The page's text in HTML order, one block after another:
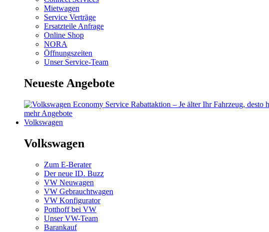
Mietwagen
Service Verträge
Ersatzteile Anfrage
Online Shop
NORA
Öffnungszeiten
Unser Service-Team
Neueste Angebote
mehr Angebote
Volkswagen
Volkswagen
Zum E-Berater
Der neue ID. Buzz
VW Neuwagen
VW Gebrauchtwagen
VW Konfigurator
Potthoff bei VW
Unser VW-Team
Barankauf